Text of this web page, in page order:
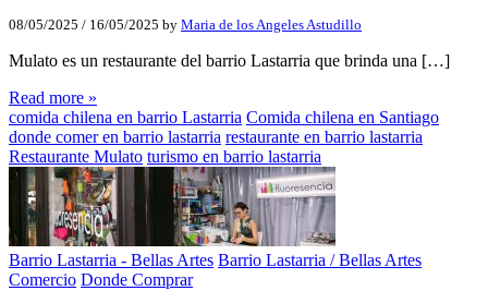
08/05/2025 / 16/05/2025 by Maria de los Angeles Astudillo
Mulato es un restaurante del barrio Lastarria que brinda una […]
Read more »
comida chilena en barrio Lastarria Comida chilena en Santiago
donde comer en barrio lastarria restaurante en barrio lastarria
Restaurante Mulato turismo en barrio lastarria
Barrio Lastarria - Bellas Artes Barrio Lastarria / Bellas Artes
Comercio Donde Comprar